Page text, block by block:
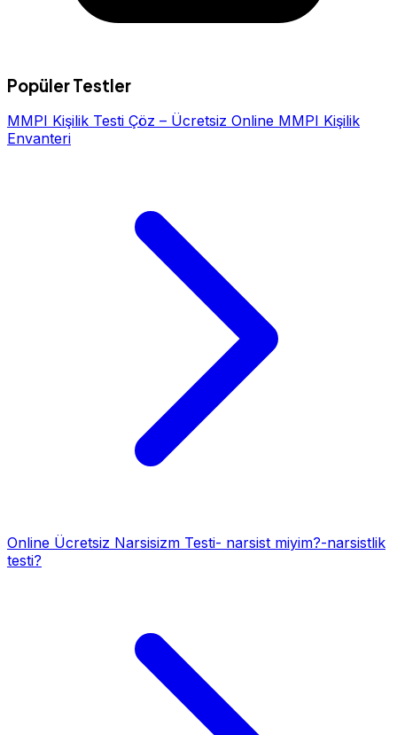
Popüler Testler
MMPI Kişilik Testi Çöz – Ücretsiz Online MMPI Kişilik
Envanteri
Online Ücretsiz Narsisizm Testi- narsist miyim?-narsistlik
testi?